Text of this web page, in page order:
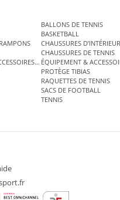
BALLONS DE TENNIS
BASKETBALL
CHAUSSURES D’INTÉRIEUR
CHAUSSURES DE TENNIS
DE TENNIS
ÉQUIPEMENT &
PROTÈGE TIBIAS
RAQUETTES DE TENNIS
SACS DE FOOTBALL
TENNIS